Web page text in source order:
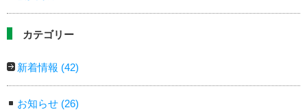
カテゴリー
新着情報 (42)
お知らせ (26)